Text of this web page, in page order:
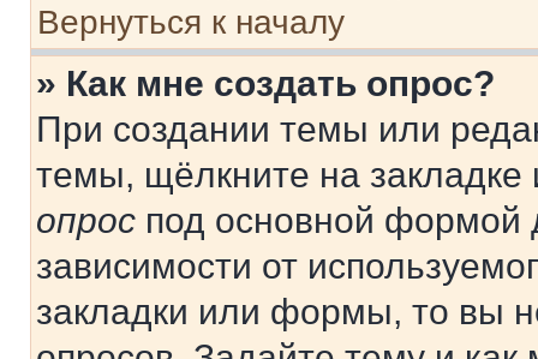
Вернуться к началу
» Как мне создать опрос?
При создании темы или
темы, щёлкните на
опрос под основной формой
зависимости от
закладки или формы, то вы